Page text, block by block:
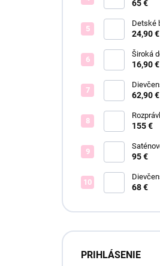
čipkou v
65 €
Detské
24,90 €
Široká
mašľou
16,90 €
Grace
62,90 €
šaty
155 €
95 €
šaty Lisa
68 €
PRIHLÁSENIE